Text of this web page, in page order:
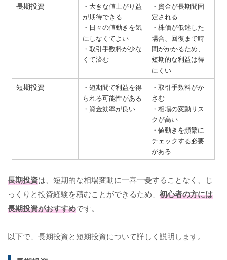
長期投資
・大きな値上がり益
が期待できる
・日々の値動きを気
にしなくてよい
・取引手数料が少な
くて済む
・資金が長期間固
定される
・株価が低迷した
場合、回復まで時
間がかかるため、
短期的な利益は得
にくい
短期投資
・短期間で利益を得
られる可能性がある
・資金効率が良い
・取引手数料がか
さむ
・相場の変動リス
クが高い
・値動きを頻繁に
チェックする必要
がある
長期投資は、短期的な相場変動に一喜一憂することなく、じ
っくりと投資経験を積むことができるため、 初心者の方には
長期投資がおすすめです。
以下で、長期投資と短期投資について詳しく説明します。